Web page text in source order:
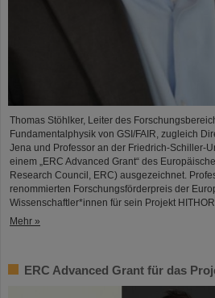
Thomas Stöhlker, Leiter des
Fundamentalphysik von GSI/FAIR, zugleich
Jena und Professor an der Friedrich-Schiller-
einem „ERC Advanced Grant“ des
Research Council, ERC) ausgezeichnet.
renommierten Forschungsförderpreis der
Wissenschaftler*innen für sein Projekt
Mehr »
ERC Advanced Grant für das